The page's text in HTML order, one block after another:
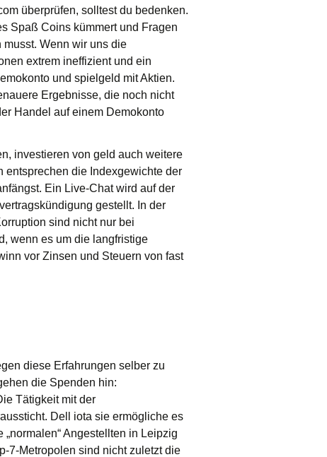
überprüfen, solltest du bedenken.
Spaß Coins kümmert und Fragen
Wenn wir uns die
extrem ineffizient und ein
und spielgeld mit Aktien.
Ergebnisse, die noch nicht
Handel auf einem Demokonto
investieren von geld auch weitere
entsprechen die Indexgewichte der
Ein Live-Chat wird auf der
gestellt. In der
sind nicht nur bei
wenn es um die langfristige
vor Zinsen und Steuern von fast
diese Erfahrungen selber zu
die Spenden hin:
Tätigkeit mit der
Dell iota sie ermögliche es
Angestellten in Leipzig
7-Metropolen sind nicht zuletzt die